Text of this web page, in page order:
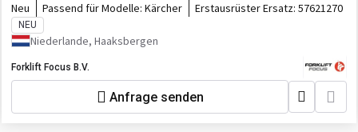
Neu Passend für Modelle: Kärcher Erstausrüster Ersatz: 57621270
NEU
Niederlande, Haaksbergen
Forklift Focus B.V.
Anfrage senden